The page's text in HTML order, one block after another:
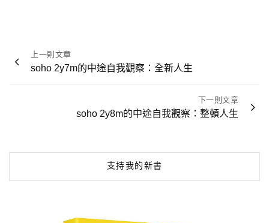
文
章
上一則文章
soho 2y7m的中途自我觀察：全新人生
下一則文章
soho 2y8m的中途自我觀察：整頓人生
支持我的新書